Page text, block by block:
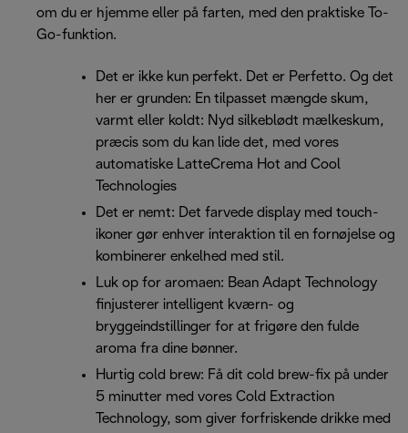
om du er hjemme eller på farten, med den praktiske To-
Go-funktion.
Det er ikke kun perfekt. Det er Perfetto. Og det
her er grunden: En tilpasset mængde skum,
varmt eller koldt: Nyd silkeblødt mælkeskum,
præcis som du kan lide det, med vores
automatiske LatteCrema Hot and Cool
Technologies
Det er nemt: Det farvede display med touch-
ikoner gør enhver interaktion til en fornøjelse og
kombinerer enkelhed med stil.
Luk op for aromaen: Bean Adapt Technology
finjusterer intelligent kværn- og
bryggeindstillinger for at frigøre den fulde
aroma fra dine bønner.
Hurtig cold brew: Få dit cold brew-fix på under
5 minutter med vores Cold Extraction
Technology, som giver forfriskende drikke med